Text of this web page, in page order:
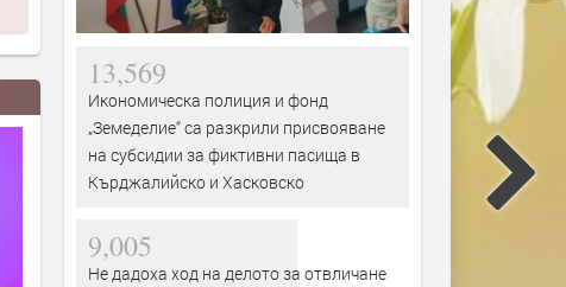
13,569
Икономическа полиция и фонд
„Земеделие“ са разкрили присвояване
на субсидии за фиктивни пасища в
Кърджалийско и Хасковско
9,005
Не дадоха ход на делото за отвличане